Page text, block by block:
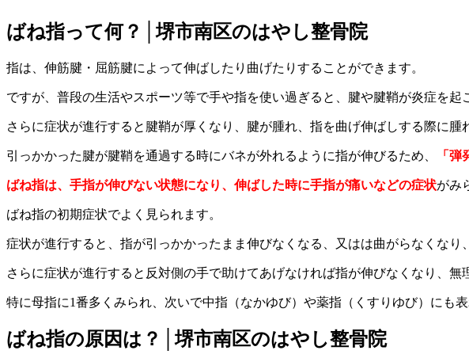
ばね指って何？│堺市南区のはやし整骨院
指は、伸筋腱・屈筋腱によって伸ばしたり曲げたりすることができます。
ですが、普段の生活やスポーツ等で手や指を使い過ぎると、腱や腱鞘が炎症を起
さらに症状が進行すると腱鞘が厚くなり、腱が腫れ、指を曲げ伸ばしする際に
引っかかった腱が腱鞘を通過する時にバネが外れるように指が伸びるため、 「弾
ばね指は、手指が伸びない状態になり、伸ばした時に手指が痛いなどの症状がみ
ばね指の初期症状でよく見られます。
症状が進行すると、指が引っかかったまま伸びなくなる、又はは曲がらなくなり
さらに症状が進行すると反対側の手で助けてあげなければ指が伸びなくなり、無
特に母指に1番多くみられ、次いで中指（なかゆび）や薬指（くすりゆび）にも表
ばね指の原因は？│堺市南区のはやし整骨院